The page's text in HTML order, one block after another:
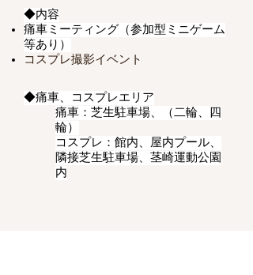
◆内容
痛車ミーティング（参加型ミニゲーム
等あり）
コスプレ撮影イベント
◆痛車、コスプレエリア
痛車：芝生駐車場、（二輪、四
輪）
コスプレ：館内、屋内プール、
隣接芝生駐車場、茎崎運動公園
内